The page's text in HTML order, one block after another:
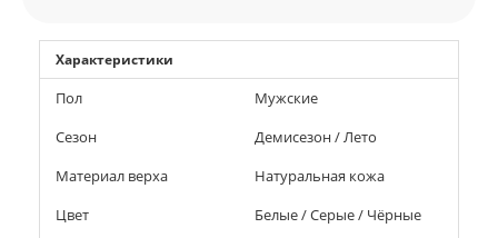
Характеристики
Пол
Мужские
Сезон
Демисезон / Лето
Материал верха
Натуральная кожа
Цвет
Белые / Серые / Чёрные